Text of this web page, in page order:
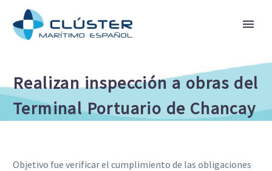
Realizan inspección a obras del
Terminal Portuario de Chancay
Objetivo fue verificar el cumplimiento de las obligaciones